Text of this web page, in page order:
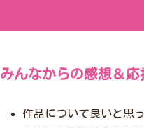
みんなからの感想＆
作品について良いと思